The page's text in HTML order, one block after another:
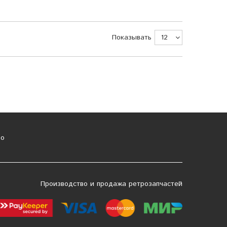
Показывать
Производство и продажа ретрозапчастей